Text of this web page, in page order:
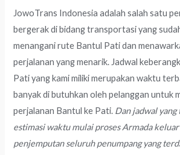
JowoTrans Indonesia adalah salah satu
bergerak di bidang transportasi yang
menangani rute Bantul Pati dan
perjalanan yang menarik. Jadwal
Pati yang kami miliki merupakan waktu
banyak di butuhkan oleh pelanggan untuk
perjalanan Bantul ke Pati. Dan jadwal
estimasi waktu mulai proses Armada
penjemputan seluruh penumpang yang